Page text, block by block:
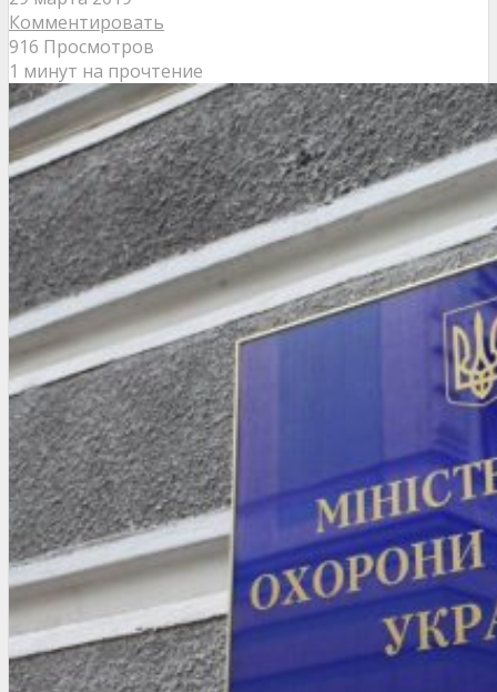
Комментировать
916 Просмотров
1 минут на прочтение